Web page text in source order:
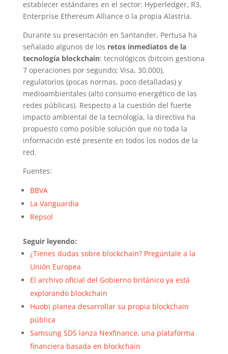
establecer estándares en el sector: Hyperledger, R3,
Enterprise Ethereum Alliance o la propia Alastria.
Durante su presentación en Santander, Pertusa ha
señalado algunos de los retos inmediatos de la
tecnología blockchain: tecnológicos (bitcoin gestiona
7 operaciones por segundo; Visa, 30.000),
regulatorios (pocas normas, poco detalladas) y
medioambientales (alto consumo energético de las
redes públicas). Respecto a la cuestión del fuerte
impacto ambiental de la tecnología, la directiva ha
propuesto como posible solución que no toda la
información esté presente en todos los nodos de la
red.
Fuentes:
BBVA
La Vanguardia
Repsol
Seguir leyendo:
¿Tienes dudas sobre blockchain? Pregúntale a la
Unión Europea
El archivo oficial del Gobierno británico ya está
explorando blockchain
Huobi planea desarrollar su propia blockchain
pública
Samsung SDS lanza Nexfinance, una plataforma
financiera basada en blockchain